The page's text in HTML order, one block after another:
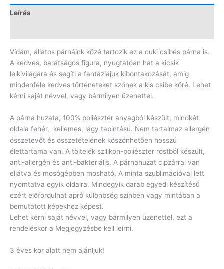
Leírás
Vídám, állatos párnáink közé tartozik ez a cuki csibés párna is.
A kedves, barátságos figura, nyugtatóan hat a kicsik
lelkivilágára és segíti a fantáziájuk kibontakozását, amig
mindenféle kedves történeteket szőnek a kis csibe köré. Lehet
kérni saját névvel, vagy bármilyen üzenettel.
A párna huzata, 100% poliészter anyagból készült, mindkét
oldala fehér, kellemes, lágy tapintású. Nem tartalmaz allergén
összetevőt és összetételének köszönhetően hosszú
élettartama van. A töltelék szilikon-poliészter rostból készült,
anti-allergén és anti-bakteriális. A párnahuzat cipzárral van
ellátva és mosógépben mosható. A minta szublimációval lett
nyomtatva egyik oldalra. Mindegyik darab egyedi készítésű
ezért előfordulhat apró különbség színben vagy mintában a
bemutatott képekhez képest.
Lehet kérni saját névvel, vagy bármilyen üzenettel, ezt a
rendeléskor a Megjegyzésbe kell leírni.
3 éves kor alatt nem ajánljuk!